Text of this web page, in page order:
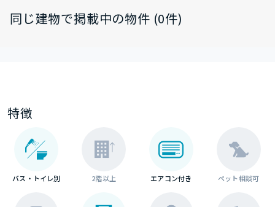
同じ建物で掲載中の物件 (0件)
特徴
バス・トイレ別 2階以上 エアコン付き ペット相談可